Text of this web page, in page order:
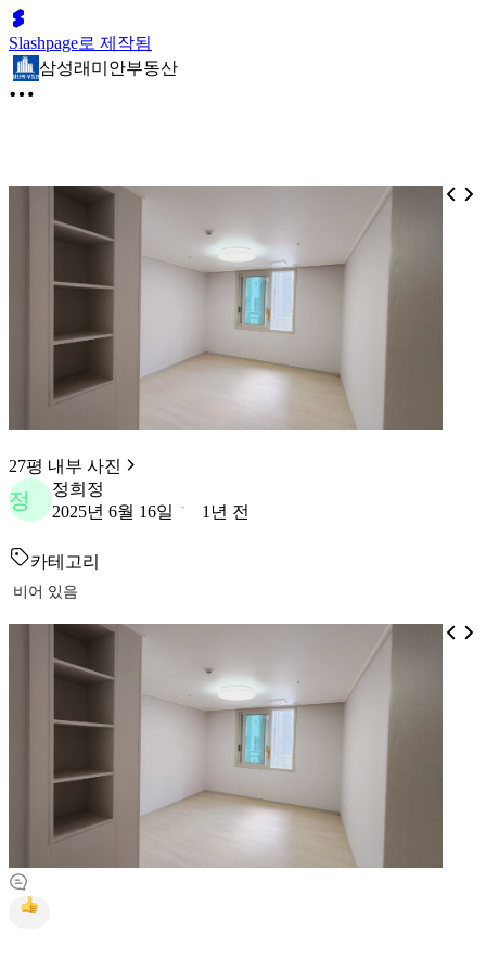
Slashpage로 제작됨
삼성래미안부동산
27평 내부 사진
정
정희정
2025년 6월 16일
1년 전
카테고리
비어 있음